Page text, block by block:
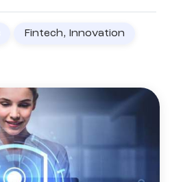
Fintech, Innovation